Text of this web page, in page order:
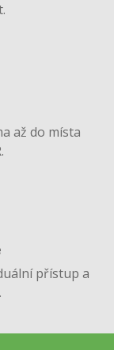
až do místa
přístup a